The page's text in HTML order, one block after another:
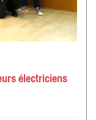
électriciens